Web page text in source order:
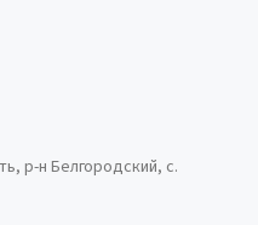
р-н Белгородский, с.